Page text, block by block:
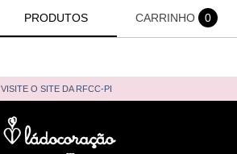
PRODUTOS CARRINHO 0
VISITE O SITE DA RFCC-PI